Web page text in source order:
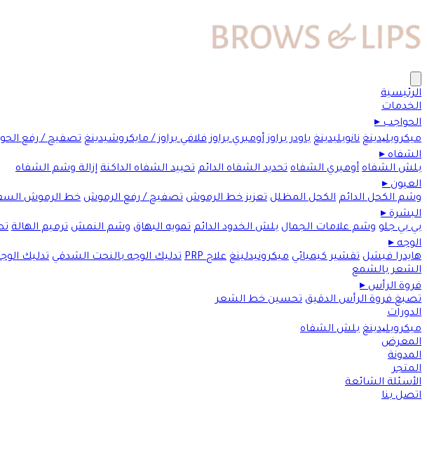
الرئيسية
الخدمات
الحواجب▸
ميكروبلیدينغ نانوبليدينغ باودر براوز أومبري براوز فلافي براوز / مايكروشيدينغ تصفيح / رفع
الشفاه▸
بلش الشفاه أومبري الشفاه تحديد الشفاه الدائم تحييد الشفاه الداكنة إزالة وشم الشفاه
العيون▸
وشم الكحل الدائم الكحل المظلل تعزيز خط الرموش تصفيح / رفع الرموش خط الرموش
البشرة▸
بي بي جلو وشم علامات الجمال بلش الخدود الدائم تمويه البهاق وشم النمش ترميم الهالة
الوجه▸
هايدرا فيشل تقشير كيميائي ميكرونيدلينغ علاج PRP تدليك الوجه بالنحت الشدقي تدليك
الشعر بالشمع
فروة الرأس▸
تصبغ فروة الرأس الدقيق تحسين خط الشعر
الدورات
ميكروبلیدينغ بلش الشفاه
المعرض
المدونة
المتجر
الأسئلة الشائعة
اتصل بنا